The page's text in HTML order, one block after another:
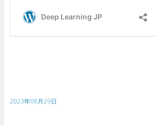
2023年08月29日